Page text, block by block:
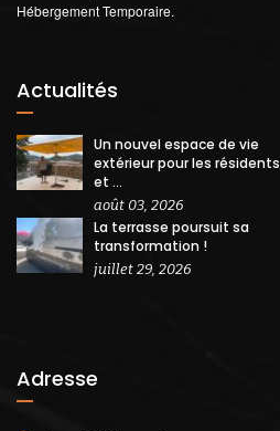
Hébergement Temporaire.
Actualités
Un nouvel espace de vie
extérieur pour les résidents
et ...
août 03, 2026
La terrasse poursuit sa
transformation !
juillet 29, 2026
Adresse